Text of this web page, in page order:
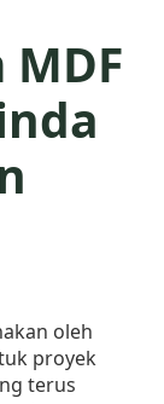
oleh
proyek
terus